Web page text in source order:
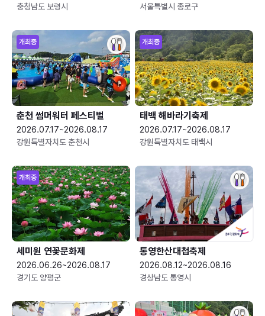
충청남도 보령시
서울특별시 종로구
개최중
춘천 썸머워터 페스티벌
2026.07.17~2026.08.17
강원특별자치도 춘천시
개최중
태백 해바라기축제
2026.07.17~2026.08.17
강원특별자치도 태백시
개최중
세미원 연꽃문화제
2026.06.26~2026.08.17
경기도 양평군
통영한산대첩축제
2026.08.12~2026.08.16
경상남도 통영시